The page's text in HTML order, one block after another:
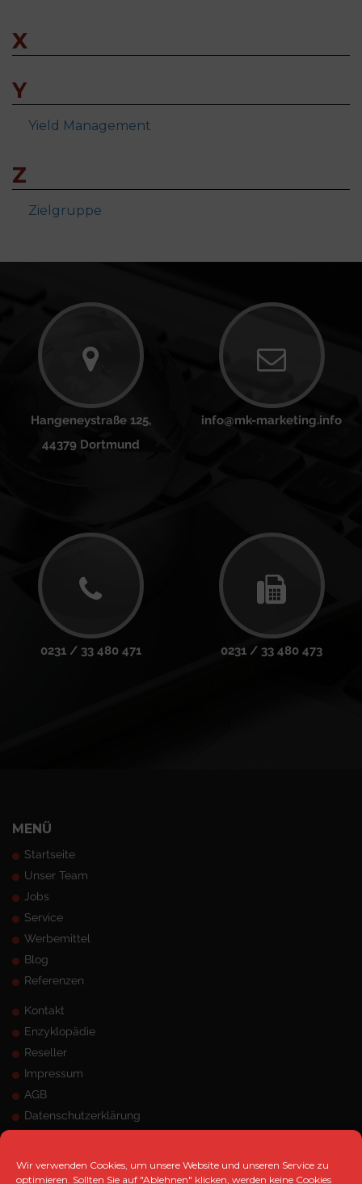
Wir verwenden Cookies, um unsere Website und unseren Service zu
optimieren. Sollten Sie auf "Ablehnen" klicken, werden keine Cookies
X
Y
Yield Management
Z
Zielgruppe
Hangeneystraße 125,
44379 Dortmund
info@mk-marketing.info
0231 / 33 480 471 0231 / 33 480 473
MENÜ
Startseite
Unser Team
Jobs
Service
Werbemittel
Blog
Referenzen
Kontakt
Enzyklopädie
Reseller
Impressum
AGB
Datenschutzerklärung
ANSCHRIFT